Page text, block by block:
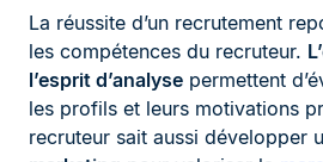
La réussite d’un recrutement
les compétences du recruteur.
l’esprit d’analyse permettent
les profils et leurs motivations
recruteur sait aussi développer